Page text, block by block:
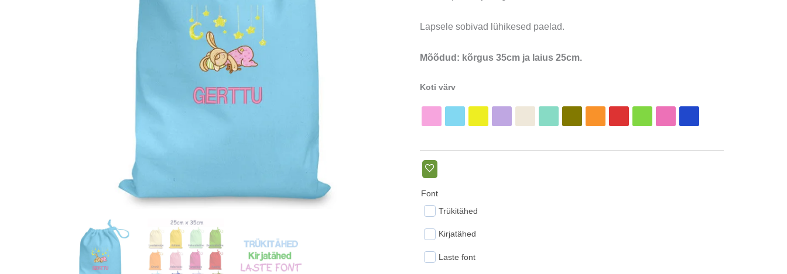
Lapsele sobivad lühikesed paelad.
Mõõdud: kõrgus 35cm ja laius 25cm.
Koti värv
Font
Trükitähed
Kirjatähed
Laste font